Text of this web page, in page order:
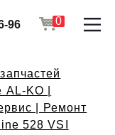
96 0
KO |
| Ремонт
528 VSI